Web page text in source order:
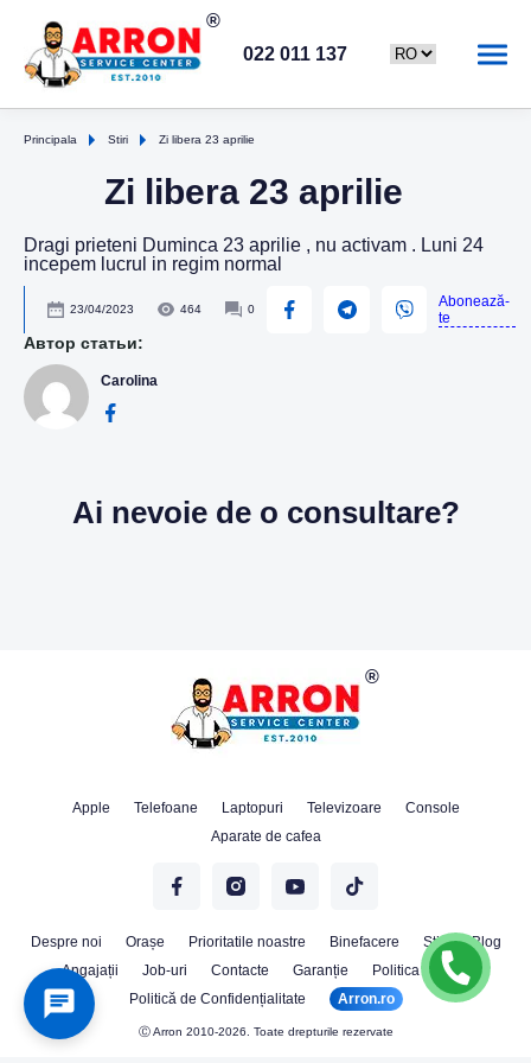
022 011 137
Principala Stiri Zi libera 23 aprilie
Zi libera 23 aprilie
Dragi prieteni Duminca 23 aprilie , nu activam . Luni 24
incepem lucrul in regim normal
23/04/2023 464 0
Abonează-
te
Автор статьи:
Carolina
Ai nevoie de o consultare?
Apple Telefoane Laptopuri Televizoare
Console
Aparate de cafea
Despre noi Orașe Prioritatile noastre Binefacere Stiri
Blog
Angajații
Job-uri Contacte Garanție
Politica Cookie
Politică de Confidențialitate
Arron.ro
Ⓒ Arron 2010-2026. Toate drepturile rezervate